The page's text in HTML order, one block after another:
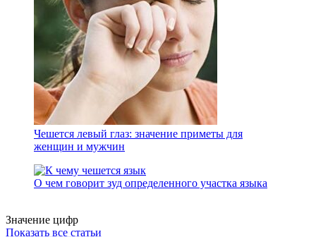
Чешется левый глаз: значение приметы для
женщин и мужчин
О чем говорит зуд определенного участка языка
Значение цифр
Показать все статьи